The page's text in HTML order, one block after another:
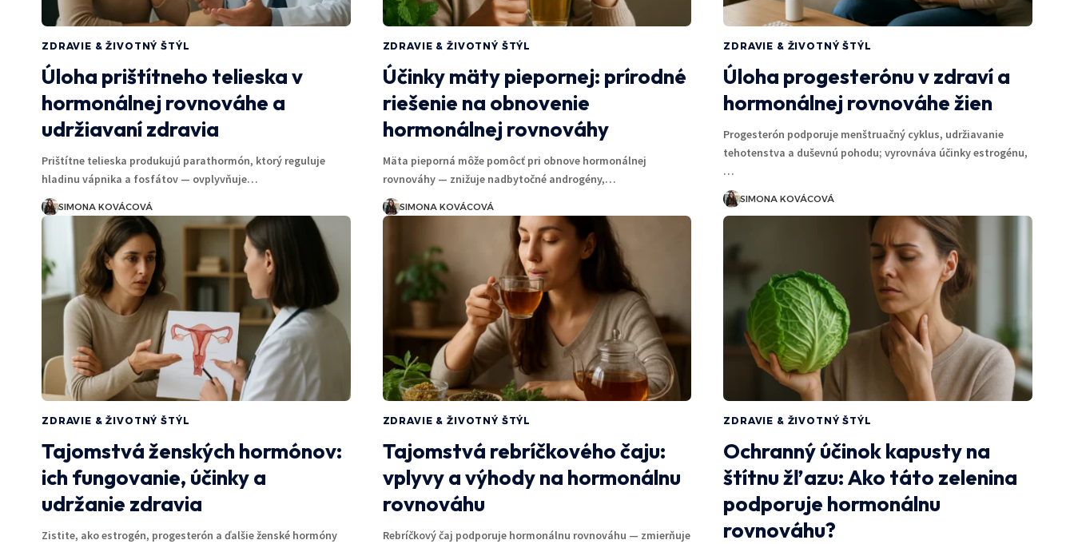
ZDRAVIE & ŽIVOTNÝ ŠTÝL
Úloha prištítneho telieska v
hormonálnej rovnováhe a
udržiavaní zdravia
Prištítne telieska produkujú parathormón, ktorý reguluje
hladinu vápnika a fosfátov — ovplyvňuje…
SIMONA KOVÁCOVÁ
ZDRAVIE & ŽIVOTNÝ ŠTÝL
Účinky mäty piepornej: prírodné
riešenie na obnovenie
hormonálnej rovnováhy
Mäta pieporná môže pomôcť pri obnove hormonálnej
rovnováhy — znižuje nadbytočné androgény,…
SIMONA KOVÁCOVÁ
ZDRAVIE & ŽIVOTNÝ ŠTÝL
Úloha progesterónu v zdraví a
hormonálnej rovnováhe žien
Progesterón podporuje menštruačný cyklus, udržiavanie
tehotenstva a duševnú pohodu; vyrovnáva účinky estrogénu,
…
SIMONA KOVÁCOVÁ
ZDRAVIE & ŽIVOTNÝ ŠTÝL
Tajomstvá ženských hormónov:
ich fungovanie, účinky a
udržanie zdravia
Zistite, ako estrogén, progesterón a ďalšie ženské hormóny
ZDRAVIE & ŽIVOTNÝ ŠTÝL
Tajomstvá rebríčkového čaju:
vplyvy a výhody na hormonálnu
rovnováhu
Rebríčkový čaj podporuje hormonálnu rovnováhu — zmierňuje
ZDRAVIE & ŽIVOTNÝ ŠTÝL
Ochranný účinok kapusty na
štítnu žľazu: Ako táto zelenina
podporuje hormonálnu
rovnováhu?